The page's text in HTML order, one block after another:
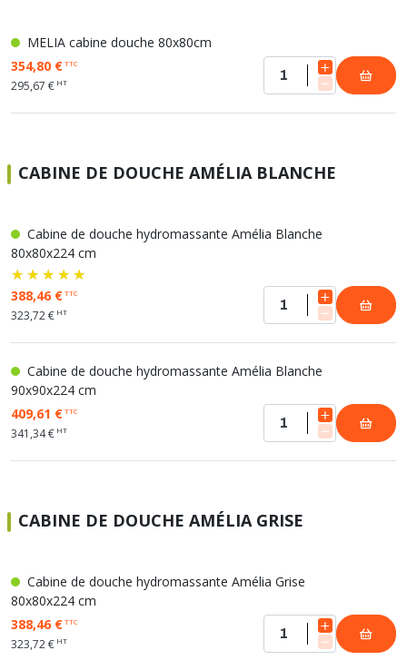
MELIA cabine douche 80x80cm
354,80 €TTC
295,67 € HT
CABINE DE DOUCHE AMÉLIA BLANCHE
Cabine de douche hydromassante Amélia Blanche
80x80x224 cm
388,46 €TTC
323,72 € HT
Cabine de douche hydromassante Amélia Blanche
90x90x224 cm
409,61 €TTC
341,34 € HT
CABINE DE DOUCHE AMÉLIA GRISE
Cabine de douche hydromassante Amélia Grise
80x80x224 cm
388,46 €TTC
323,72 € HT